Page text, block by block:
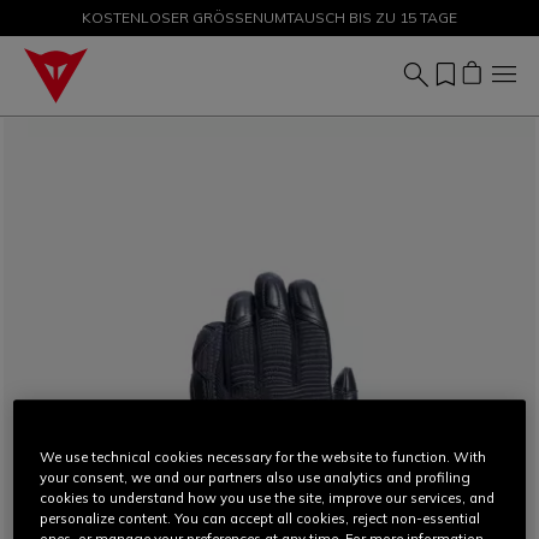
SALE BIS ZU -50 % – JETZT SHOPPEN
KOSTENLOSER GRÖSSENUMTAUSCH BIS ZU 15 TAGE
We use technical cookies necessary for the website to function. With
your consent, we and our partners also use analytics and profiling
cookies to understand how you use the site, improve our services, and
personalize content. You can accept all cookies, reject non-essential